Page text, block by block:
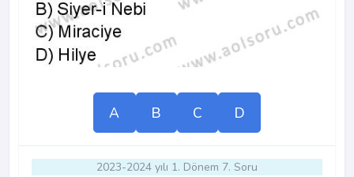
A B C D
2023-2024 yılı 1. Dönem 7. Soru